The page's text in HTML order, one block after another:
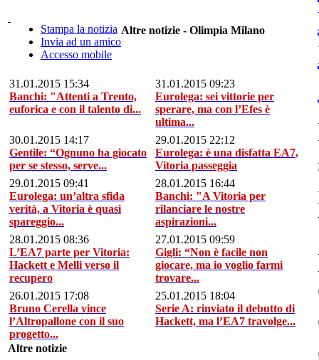
Stampa la notizia
Invia ad un amico
Accesso mobile
Altre notizie - Olimpia Milano
31.01.2015 15:34
Banchi: "Attenti a Trento,
euforica e con il talento di...
31.01.2015 09:23
Eurolega: sei vittorie per
sperare, ma con l’Efes è
ultima...
30.01.2015 14:17
Gentile: “Ognuno ha giocato
per se stesso, serve...
29.01.2015 22:12
Eurolega: è una disfatta EA7,
Vitoria passeggia
29.01.2015 09:41
Eurolega: un’altra sfida
verità, a Vitoria è quasi
spareggio...
28.01.2015 16:44
Banchi: "A Vitoria per
rilanciare le nostre
aspirazioni...
28.01.2015 08:36
L’EA7 parte per Vitoria:
Hackett e Melli verso il
recupero
27.01.2015 09:59
Gigli: “Non è facile non
giocare, ma io voglio farmi
trovare...
26.01.2015 17:08
Bruno Cerella vince
l’Altropallone con il suo
progetto...
25.01.2015 18:04
Serie A: rinviato il debutto di
Hackett, ma l’EA7 travolge...
Altre notizie